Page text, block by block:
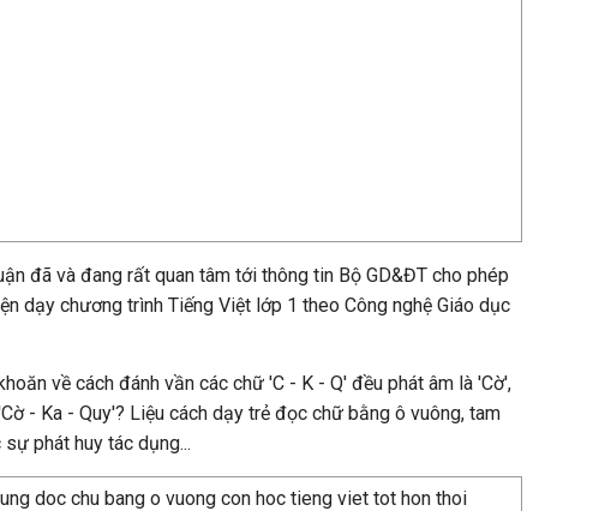
đã và đang rất quan tâm tới thông tin Bộ GD&ĐT cho phép
dạy chương trình Tiếng Việt lớp 1 theo Công nghệ Giáo dục
về cách đánh vần các chữ 'C - K - Q' đều phát âm là 'Cờ',
- Ka - Quy'? Liệu cách dạy trẻ đọc chữ bằng ô vuông, tam
phát huy tác dụng...